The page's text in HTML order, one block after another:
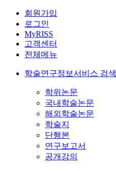
회원가입
로그인
MyRISS
고객센터
전체메뉴
학술연구정보서비스 검색
학위논문
국내학술논문
해외학술논문
학술지
단행본
연구보고서
공개강의